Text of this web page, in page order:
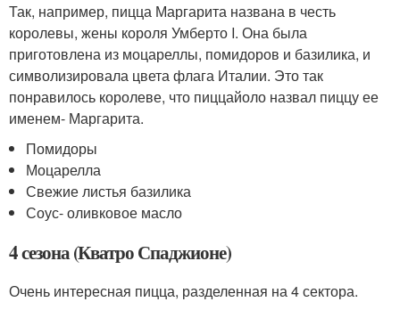
Так, например, пицца Маргарита названа в честь
королевы, жены короля Умберто I. Она была
приготовлена из моцареллы, помидоров и базилика, и
символизировала цвета флага Италии. Это так
понравилось королеве, что пиццайоло назвал пиццу ее
именем- Маргарита.
Помидоры
Моцарелла
Свежие листья базилика
Соус- оливковое масло
4 сезона (Кватро Спаджионе)
Очень интересная пицца, разделенная на 4 сектора.